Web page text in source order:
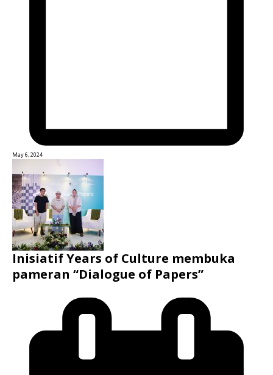
May 6, 2024
Inisiatif Years of Culture membuka
pameran “Dialogue of Papers”